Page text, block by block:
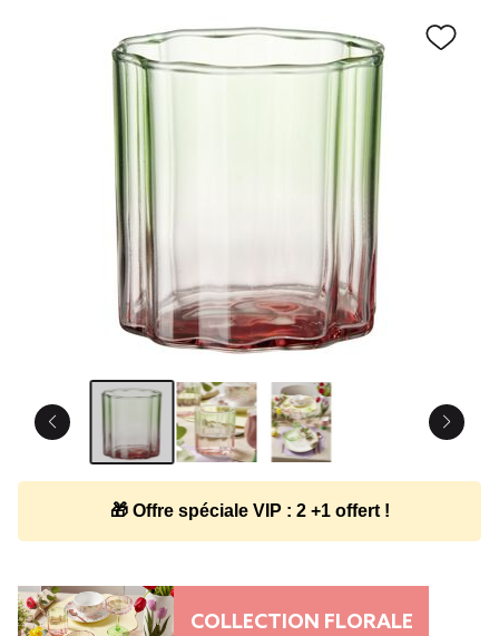
🎁 Offre spéciale VIP : 2 +1 offert !
COLLECTION FLORALE